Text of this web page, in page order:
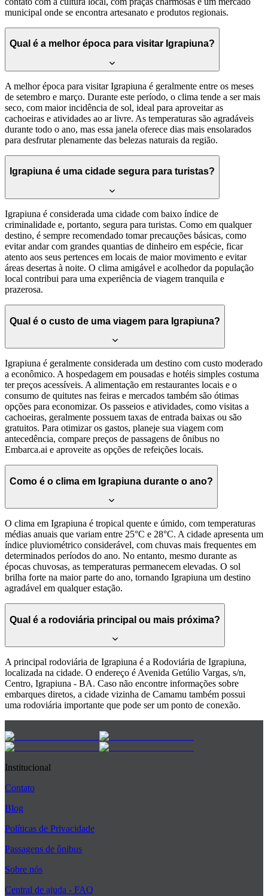
municipal onde se encontra artesanato e produtos regionais.
Qual é a melhor época para visitar Igrapiuna?
A melhor época para visitar Igrapiuna é geralmente entre os meses
de setembro e março. Durante este período, o clima tende a ser mais
seco, com maior incidência de sol, ideal para aproveitar as
cachoeiras e atividades ao ar livre. As temperaturas são agradáveis
durante todo o ano, mas essa janela oferece dias mais ensolarados
para desfrutar plenamente das belezas naturais da região.
Igrapiuna é uma cidade segura para turistas?
Igrapiuna é considerada uma cidade com baixo índice de
criminalidade e, portanto, segura para turistas. Como em qualquer
destino, é sempre recomendado tomar precauções básicas, como
evitar andar com grandes quantias de dinheiro em espécie, ficar
atento aos seus pertences em locais de maior movimento e evitar
áreas desertas à noite. O clima amigável e acolhedor da população
local contribui para uma experiência de viagem tranquila e
prazerosa.
Qual é o custo de uma viagem para Igrapiuna?
Igrapiuna é geralmente considerada um destino com custo moderado
a econômico. A hospedagem em pousadas e hotéis simples costuma
ter preços acessíveis. A alimentação em restaurantes locais e o
consumo de quitutes nas feiras e mercados também são ótimas
opções para economizar. Os passeios e atividades, como visitas a
cachoeiras, geralmente possuem taxas de entrada baixas ou são
gratuitos. Para otimizar os gastos, planeje sua viagem com
antecedência, compare preços de passagens de ônibus no
Embarca.ai e aproveite as opções de refeições locais.
Como é o clima em Igrapiuna durante o ano?
O clima em Igrapiuna é tropical quente e úmido, com temperaturas
médias anuais que variam entre 25°C e 28°C. A cidade apresenta um
índice pluviométrico considerável, com chuvas mais frequentes em
determinados períodos do ano. No entanto, mesmo durante as
épocas chuvosas, as temperaturas permanecem elevadas. O sol
brilha forte na maior parte do ano, tornando Igrapiuna um destino
agradável em qualquer estação.
Qual é a rodoviária principal ou mais próxima?
A principal rodoviária de Igrapiuna é a Rodoviária de Igrapiuna,
localizada na cidade. O endereço é Avenida Getúlio Vargas, s/n,
Centro, Igrapiuna - BA. Caso não encontre informações sobre
embarques diretos, a cidade vizinha de Camamu também possui
uma rodoviária importante que pode ser um ponto de conexão.
Institucional
Contato
Blog
Políticas de Privacidade
Passagens de ônibus
Sobre nós
Central de ajuda - FAQ